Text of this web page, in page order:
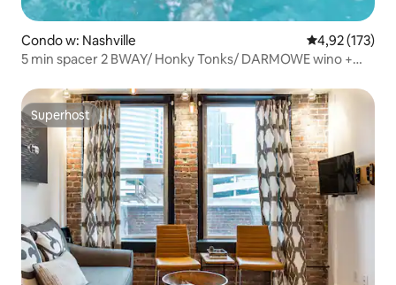
Condo w: Nashville Średnia
4,92 (173)
5 min spacer 2 BWAY/ Honky Tonks/ DARMOWE wino +
Superhost
Superhost